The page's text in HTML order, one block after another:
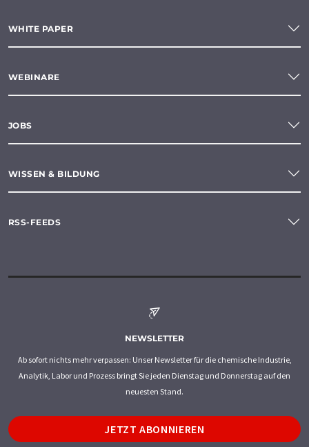
WHITE PAPER
WEBINARE
JOBS
WISSEN & BILDUNG
RSS-FEEDS
NEWSLETTER
Ab sofort nichts mehr verpassen: Unser Newsletter für die chemische Industrie,
Analytik, Labor und Prozess bringt Sie jeden Dienstag und Donnerstag auf den
neuesten Stand.
JETZT ABONNIEREN